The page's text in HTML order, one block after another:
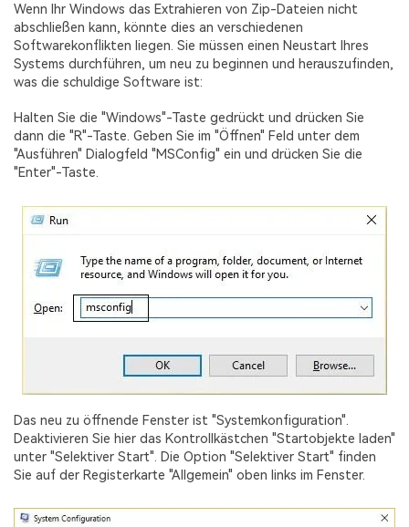
Wenn Ihr Windows das Extrahieren von Zip-Dateien nicht
abschließen kann, könnte dies an verschiedenen
Softwarekonflikten liegen. Sie müssen einen Neustart Ihres
Systems durchführen, um neu zu beginnen und herauszufinden,
was die schuldige Software ist:
Halten Sie die "Windows"-Taste gedrückt und drücken Sie
dann die "R"-Taste. Geben Sie im "Öffnen" Feld unter dem
"Ausführen" Dialogfeld "MSConfig" ein und drücken Sie die
"Enter"-Taste.
Das neu zu öffnende Fenster ist "Systemkonfiguration".
Deaktivieren Sie hier das Kontrollkästchen "Startobjekte laden"
unter "Selektiver Start". Die Option "Selektiver Start" finden
Sie auf der Registerkarte "Allgemein" oben links im Fenster.